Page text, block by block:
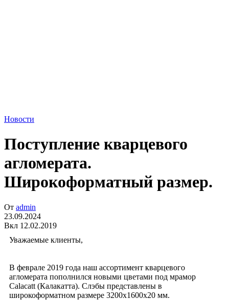
Новости
Поступление кварцевого
агломерата.
Широкоформатный размер.
От admin
23.09.2024
Вкл 12.02.2019
Уважаемые клиенты,
В феврале 2019 года наш ассортимент кварцевого
агломерата пополнился новыми цветами под мрамор
Calacatt (Калакатта). Слэбы представлены в
широкоформатном размере 3200х1600х20 мм.